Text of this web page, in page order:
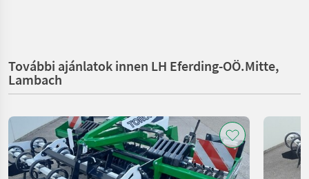
További ajánlatok innen LH Eferding-OÖ.Mitte,
Lambach